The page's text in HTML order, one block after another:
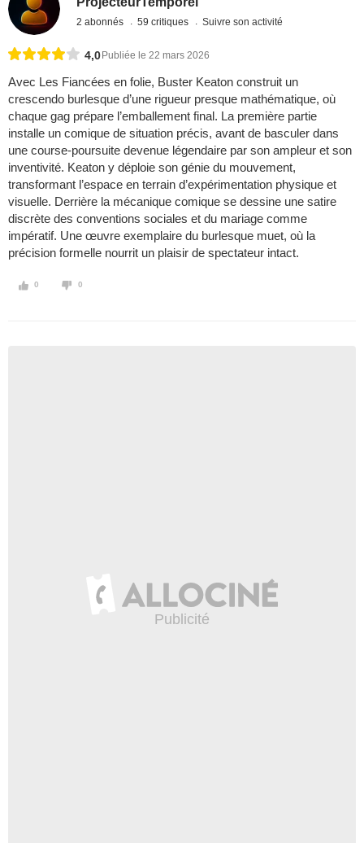
2 abonnés 59 critiques Suivre son activité
4,0 Publiée le 22 mars 2026
Avec Les Fiancées en folie, Buster Keaton construit un
crescendo burlesque d’une rigueur presque mathématique, où
chaque gag prépare l’emballement final. La première partie
installe un comique de situation précis, avant de basculer dans
une course-poursuite devenue légendaire par son ampleur et son
inventivité. Keaton y déploie son génie du mouvement,
transformant l’espace en terrain d’expérimentation physique et
visuelle. Derrière la mécanique comique se dessine une satire
discrète des conventions sociales et du mariage comme
impératif. Une œuvre exemplaire du burlesque muet, où la
précision formelle nourrit un plaisir de spectateur intact.
0 0